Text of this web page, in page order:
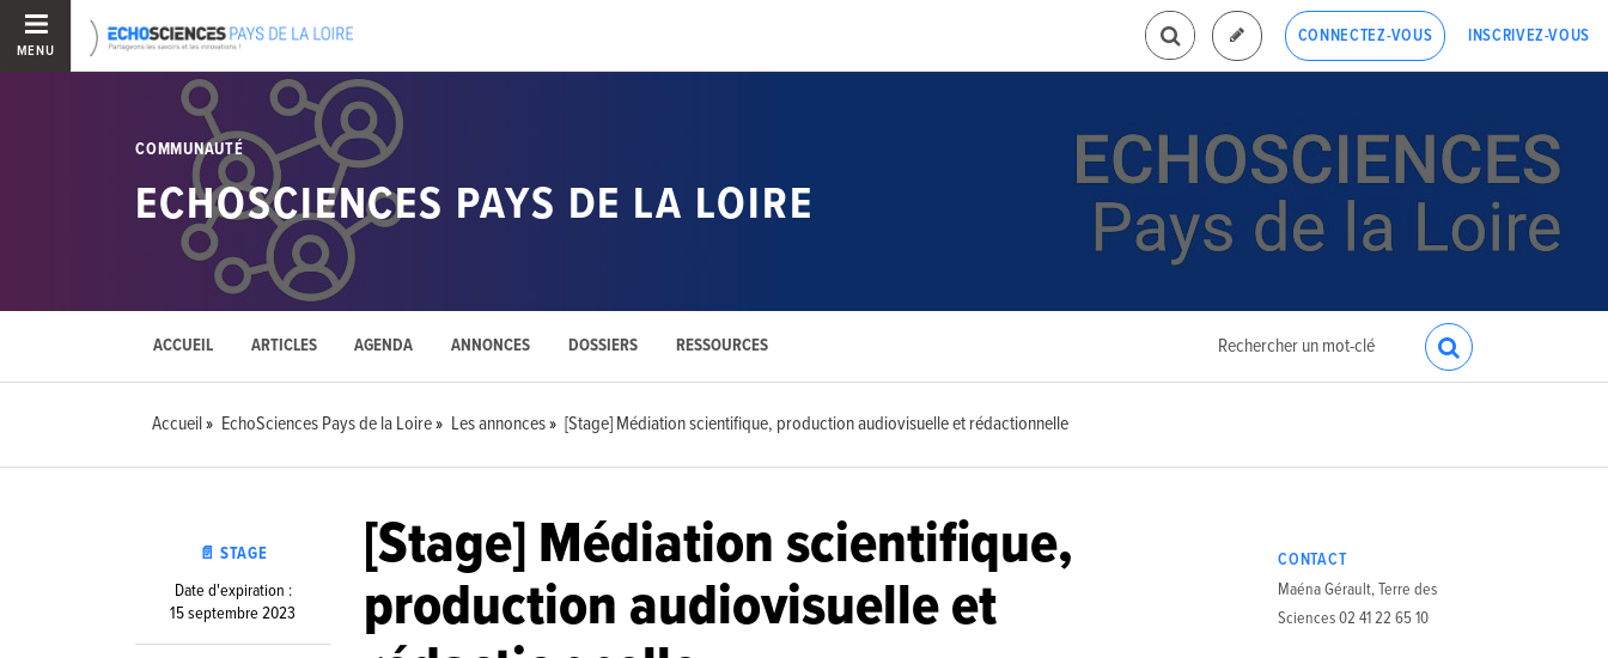
MENU
CONNECTEZ-VOUS INSCRIVEZ-VOUS
COMMUNAUTÉ
ECHOSCIENCES PAYS DE LA LOIRE
ACCUEIL ARTICLES AGENDA ANNONCES DOSSIERS RESSOURCES
Accueil EchoSciences Pays de la Loire Les annonces [Stage] Médiation scientifique, production audiovisuelle et rédactionnelle
[Stage] Médiation scientifique,
production audiovisuelle et
📄 STAGE
Date d'expiration :
15 septembre 2023
CONTACT
Maéna Gérault, Terre des
Sciences 02 41 22 65 10